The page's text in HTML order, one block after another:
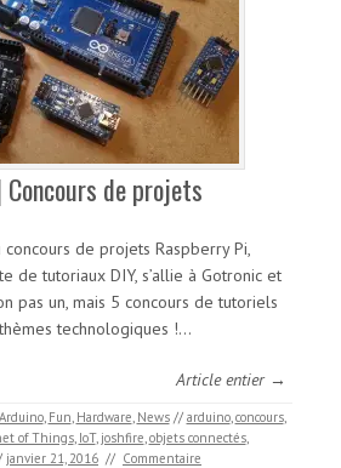
de projets
de projets Raspberry Pi,
de tutoriaux DIY, s’allie à Gotronic et
pas un, mais 5 concours de tutoriels
technologiques !…
Article entier →
Arduino, Fun, Hardware, News // arduino,concours,
of Things, IoT, joshfire,objets connectés,
janvier 21, 2016 // Commentaire